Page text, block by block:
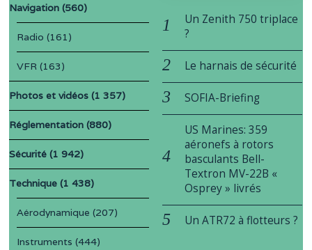
Navigation (560)
Radio (161)
VFR (163)
Photos et vidéos (1 357)
Réglementation (880)
Sécurité (1 942)
Technique (1 438)
Aérodynamique (207)
Instruments (444)
Un Zenith 750 triplace
?
Le harnais de sécurité
SOFIA-Briefing
US Marines: 359
aéronefs à rotors
basculants Bell-
Textron MV-22B «
Osprey » livrés
Un ATR72 à flotteurs ?